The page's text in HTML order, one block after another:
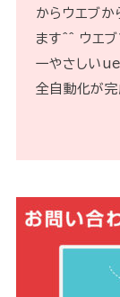
からウエブか
ます^^ ウエ
一やさしい
全自動化が完